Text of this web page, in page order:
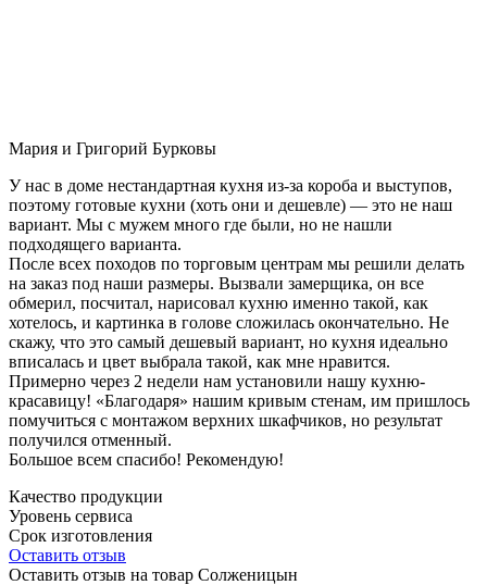
Мария и Григорий Бурковы
У нас в доме нестандартная кухня из-за короба и выступов,
поэтому готовые кухни (хоть они и дешевле) — это не наш
вариант. Мы с мужем много где были, но не нашли
подходящего варианта.
После всех походов по торговым центрам мы решили делать
на заказ под наши размеры. Вызвали замерщика, он все
обмерил, посчитал, нарисовал кухню именно такой, как
хотелось, и картинка в голове сложилась окончательно. Не
скажу, что это самый дешевый вариант, но кухня идеально
вписалась и цвет выбрала такой, как мне нравится.
Примерно через 2 недели нам установили нашу кухню-
красавицу! «Благодаря» нашим кривым стенам, им пришлось
помучиться с монтажом верхних шкафчиков, но результат
получился отменный.
Большое всем спасибо! Рекомендую!
Качество продукции
Уровень сервиса
Срок изготовления
Оставить отзыв
Оставить отзыв на товар Солженицын